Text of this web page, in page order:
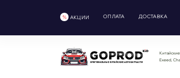
АКЦИИ ОПЛАТА ДОСТАВКА
Китайские
Exeed,